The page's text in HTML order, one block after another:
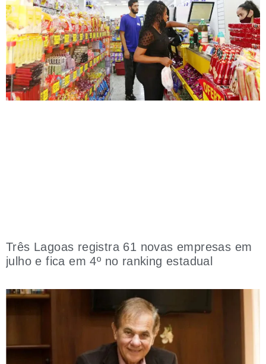
Três Lagoas registra 61 novas empresas em
julho e fica em 4º no ranking estadual